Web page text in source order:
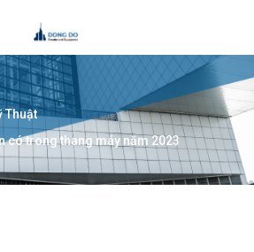
Thuật
có trong thang máy năm 2023